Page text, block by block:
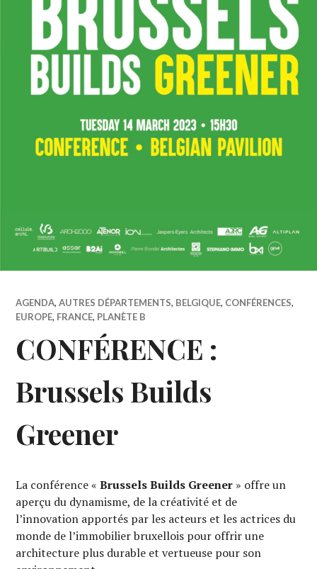
AGENDA,AUTRES DÉPARTEMENTS, BELGIQUE, CONFÉRENCES,
EUROPE, FRANCE, PLANÈTE B
CONFÉRENCE :
Brussels Builds
Greener
La conférence «Brussels Builds Greener » offre un
aperçu du dynamisme, de la créativité et de
l’innovation apportés par les acteurs et les actrices du
monde de l’immobilier bruxellois pour offrir une
architecture plus durable et vertueuse pour son